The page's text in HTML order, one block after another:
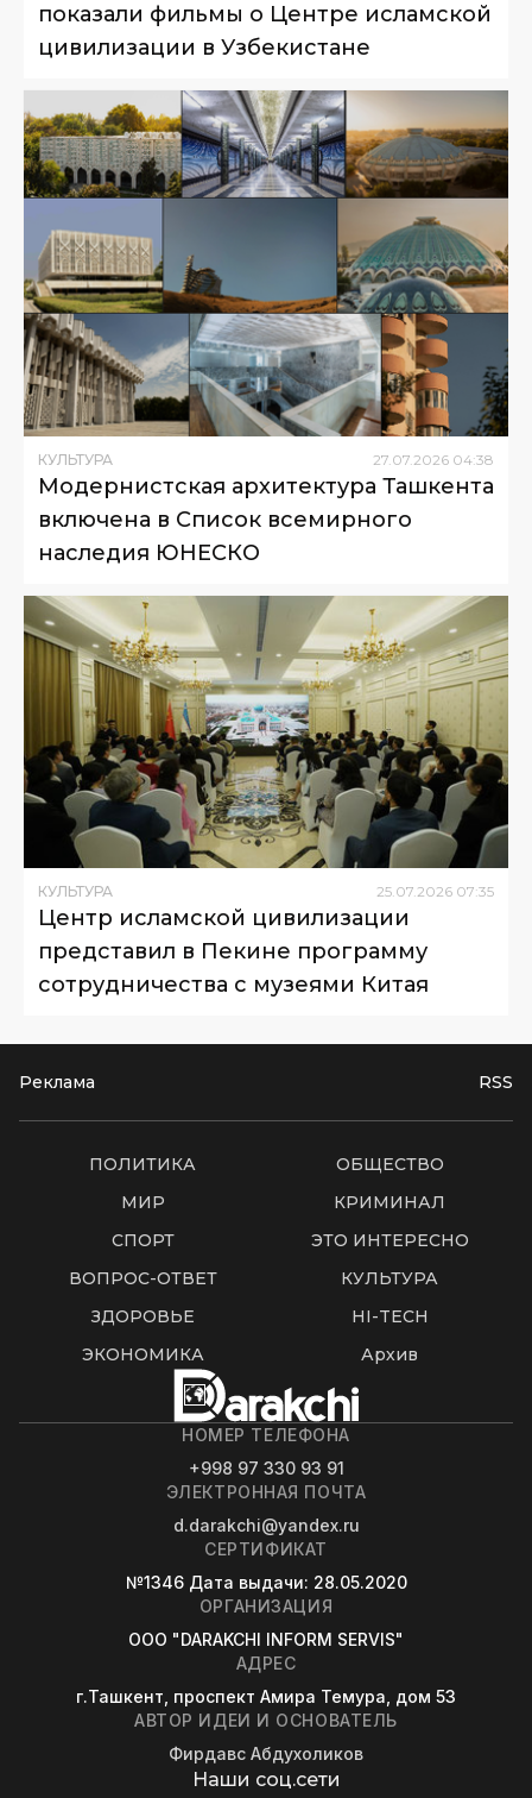
показали фильмы о Центре исламской
цивилизации в Узбекистане
КУЛЬТУРА 27 07 2026 04:38
Модернистская архитектура Ташкента
включена в Список всемирного
наследия ЮНЕСКО
КУЛЬТУРА 25.07.2026 07:35
Центр исламской цивилизации
представил в Пекине программу
сотрудничества с музеями Китая
Реклама RSS
ПОЛИТИКА
ОБЩЕСТВО
МИР
КРИМИНАЛ
СПОРТ
ЭТО ИНТЕРЕСНО
ВОПРОС-ОТВЕТ
КУЛЬТУРА
ЗДОРОВЬЕ
HI-TECH
ЭКОНОМИКА
Архив
НОМЕР ТЕЛЕФОНА
+998 97 330 93 91
ЭЛЕКТРОННАЯ ПОЧТА
d.darakchi@yandex.ru
СЕРТИФИКАТ
№1346 Дата выдачи: 28.05.2020
ОРГАНИЗАЦИЯ
OOO "DARAKCHI INFORM SERVIS"
АДРЕС
г.Ташкент, проспект Амира Темура, дом 53
АВТОР ИДЕИ И ОСНОВАТЕЛЬ
Фирдавс Абдухоликов
Наши соц.сети